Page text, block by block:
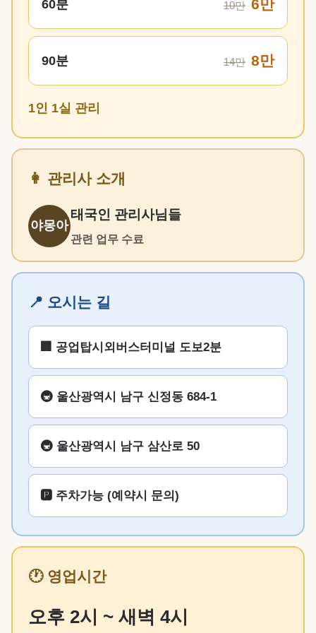
60분 10만 6만
90분 14만 8만
1인 1실 관리
👩 관리사 소개
야몽아
태국인 관리사님들
관련 업무 수료
📍 오시는 길
🏢 공업탑시외버스터미널 도보2분
🚇 울산광역시 남구 신정동 684-1
🚇 울산광역시 남구 삼산로 50
🅿️ 주차가능 (예약시 문의)
🕐 영업시간
오후 2시 ~ 새벽 4시